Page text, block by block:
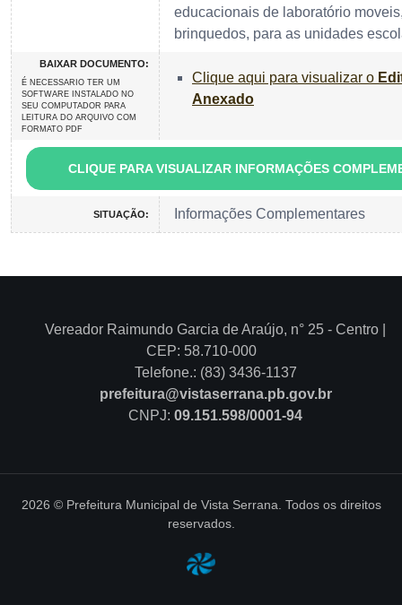
educacionais de laboratório
brinquedos, para as unidades
BAIXAR DOCUMENTO:
É NECESSARIO TER UM
SOFTWARE INSTALADO NO
SEU COMPUTADOR PARA
LEITURA DO ARQUIVO COM
FORMATO PDF
Clique aqui para visualizar o
Anexado
CLIQUE PARA VISUALIZAR INFORMAÇÕES
SITUAÇÃO: Informações Complementares
Vereador Raimundo Garcia de Araújo, n° 25 - Centro |
CEP: 58.710-000
Telefone.: (83) 3436-1137
prefeitura@vistaserrana.pb.gov.br
CNPJ: 09.151.598/0001-94
2026 © Prefeitura Municipal de Vista Serrana. Todos os direitos
reservados.